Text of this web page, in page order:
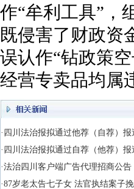
作“牟利工具”，
既侵害了财政资
误认作“钻政策
经营专卖品均属
·四川法治报拟通过他荐（自荐）
·四川法治报拟通过自荐（他荐）
·法治四川客户端广告代理招商公告
·87岁老太告七子女 法官执结案子